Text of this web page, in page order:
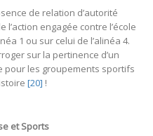
de relation d’autorité
engagée contre l’école
1 ou sur celui de l’alinéa 4.
sur la pertinence d’un
pour les groupements sportifs
[20] !
et Sports